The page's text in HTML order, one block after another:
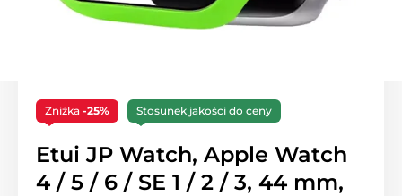
Zniżka -25% Stosunek jakości do ceny
Etui JP Watch, Apple Watch
4 / 5 / 6 / SE 1 / 2 / 3, 44 mm,